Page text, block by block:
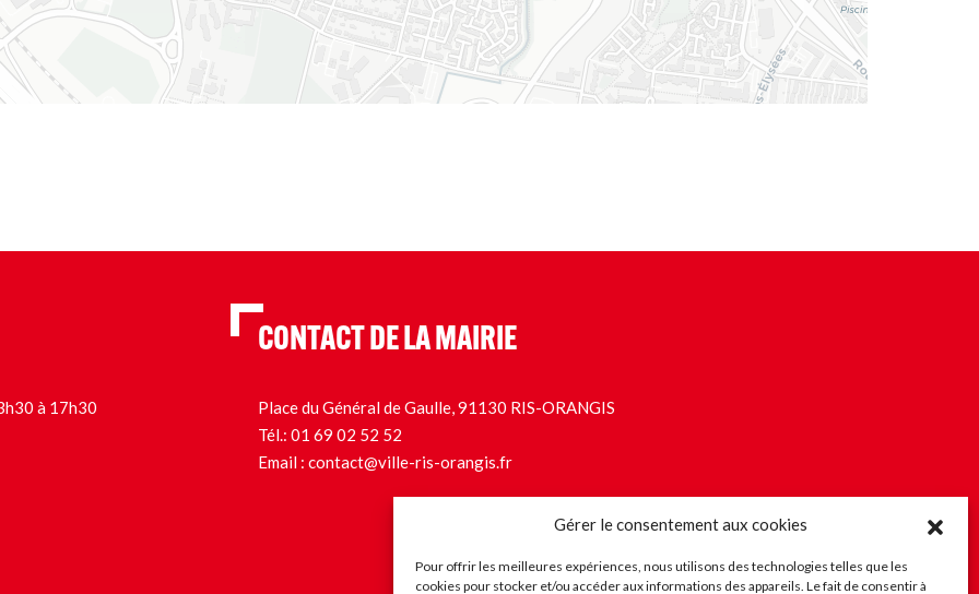
Gérer le consentement aux cookies
Pour offrir les meilleures expériences, nous utilisons des technologies telles que les
cookies pour stocker et/ou accéder aux informations des appareils. Le fait de consentir à
à 17h30
CONTACT DE LA MAIRIE
Place du Général de Gaulle, 91130 RIS-ORANGIS
Tél.: 01 69 02 52 52
Email : contact@ville-ris-orangis.fr